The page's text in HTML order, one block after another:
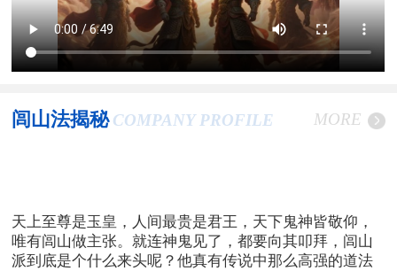
闾山法揭秘 COMPANY PROFILE MORE
天上至尊是玉皇，人间最贵是君王，天下鬼神皆敬仰，
唯有闾山做主张。就连神鬼见了，都要向其叩拜，闾山
派到底是个什么来头呢？他真有传说中那么高强的道法